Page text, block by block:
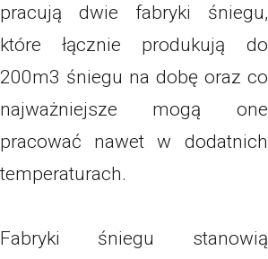
pracują dwie fabryki śniegu,
które łącznie produkują do
200m3 śniegu na dobę oraz co
najważniejsze mogą one
pracować nawet w dodatnich
temperaturach.
Fabryki śniegu stanowią